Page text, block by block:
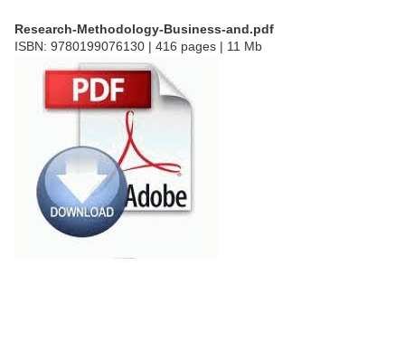
Research-Methodology-Business-and.pdf
ISBN: 9780199076130 | 416 pages | 11 Mb